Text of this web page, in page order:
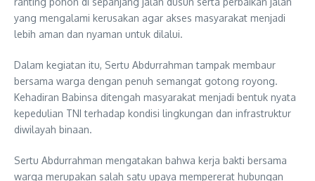
yang mengalami kerusakan agar akses masyarakat menjadi
lebih aman dan nyaman untuk dilalui.
Dalam kegiatan itu, Sertu Abdurrahman tampak membaur
bersama warga dengan penuh semangat gotong royong.
Kehadiran Babinsa ditengah masyarakat menjadi bentuk nyata
kepedulian TNI terhadap kondisi lingkungan dan infrastruktur
diwilayah binaan.
Sertu Abdurrahman mengatakan bahwa kerja bakti bersama
warga merupakan salah satu upaya mempererat hubungan